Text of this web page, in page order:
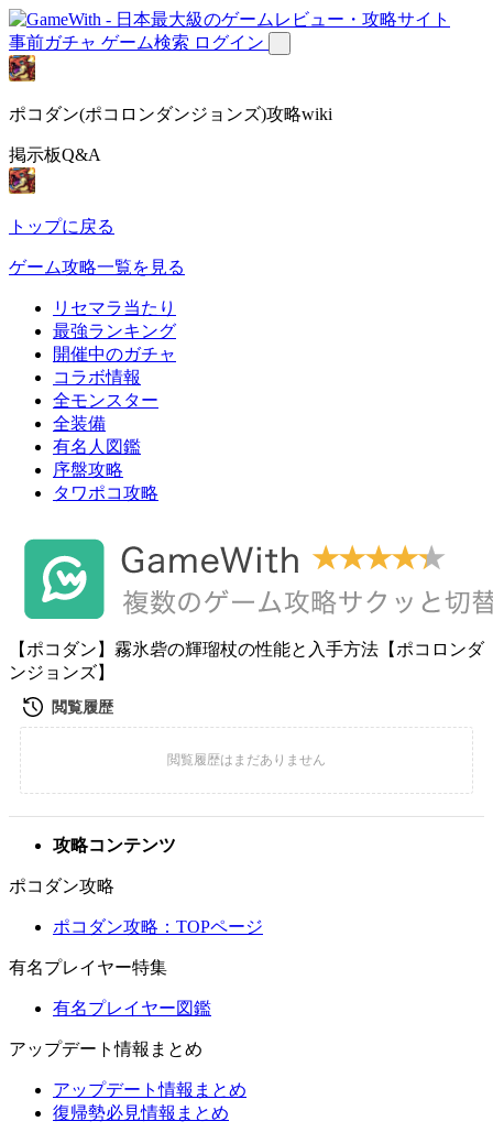
事前ガチャ ゲーム検索 ログイン
ポコダン(ポコロンダンジョンズ)攻略wiki
掲示板Q&A
トップに戻る
ゲーム攻略一覧を見る
リセマラ当たり
最強ランキング
開催中のガチャ
コラボ情報
全モンスター
全装備
有名人図鑑
序盤攻略
タワポコ攻略
【ポコダン】霧氷砦の輝瑠杖の性能と入手方法【ポコロンダ
ンジョンズ】
攻略コンテンツ
ポコダン攻略
ポコダン攻略：TOPページ
有名プレイヤー特集
有名プレイヤー図鑑
アップデート情報まとめ
アップデート情報まとめ
復帰勢必見情報まとめ